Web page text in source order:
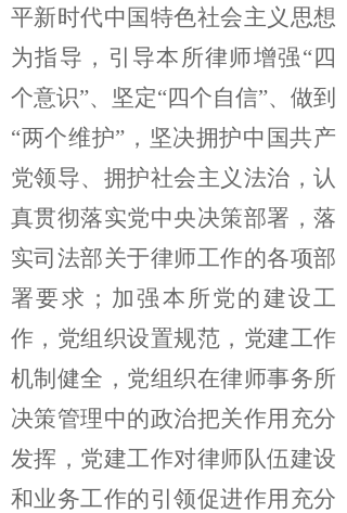
平新时代中国特色社会主义思想
为指导，引导本所律师增强“四
个意识”、坚定“四个自信”、做到
“两个维护”，坚决拥护中国共产
党领导、拥护社会主义法治，认
真贯彻落实党中央决策部署，落
实司法部关于律师工作的各项部
署要求；加强本所党的建设工
作，党组织设置规范，党建工作
机制健全，党组织在律师事务所
决策管理中的政治把关作用充分
发挥，党建工作对律师队伍建设
和业务工作的引领促进作用充分